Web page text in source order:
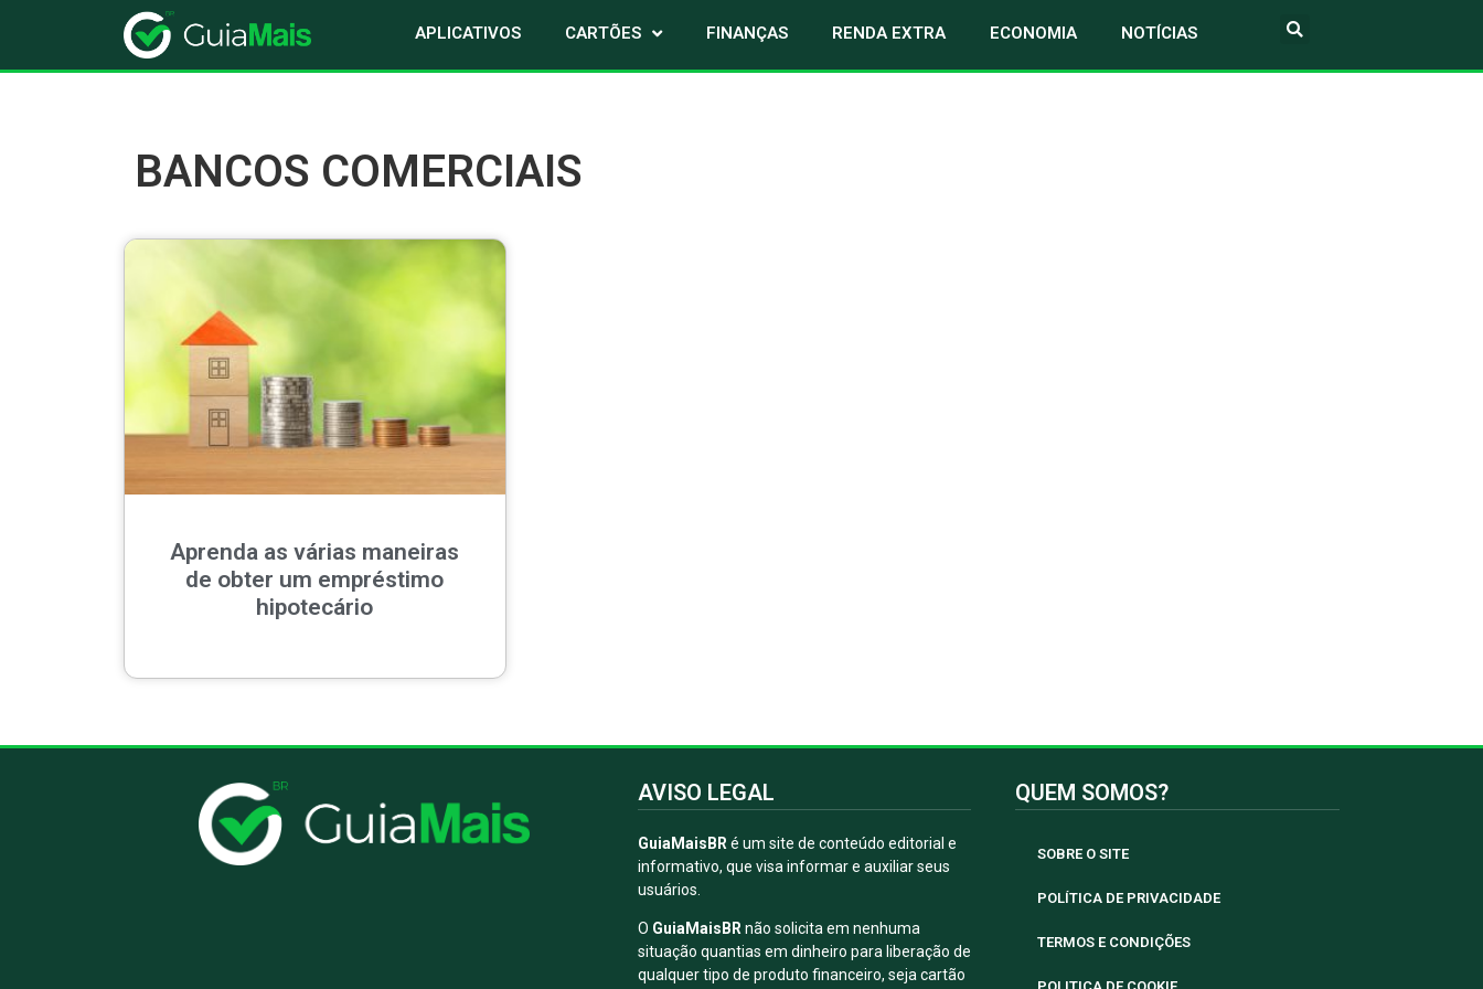
APLICATIVOS CARTÕES FINANÇAS RENDA EXTRA ECONOMIA NOTÍCIAS
BANCOS COMERCIAIS
Aprenda as várias maneiras
de obter um empréstimo
hipotecário
AVISO LEGAL
GuiaMaisBR é um site de conteúdo editorial e
informativo, que visa informar e auxiliar seus
usuários.
O GuiaMaisBR não solicita em nenhuma
situação quantias em dinheiro para liberação de
qualquer tipo de produto financeiro, seja cartão
QUEM SOMOS?
SOBRE O SITE
POLÍTICA DE PRIVACIDADE
TERMOS E CONDIÇÕES